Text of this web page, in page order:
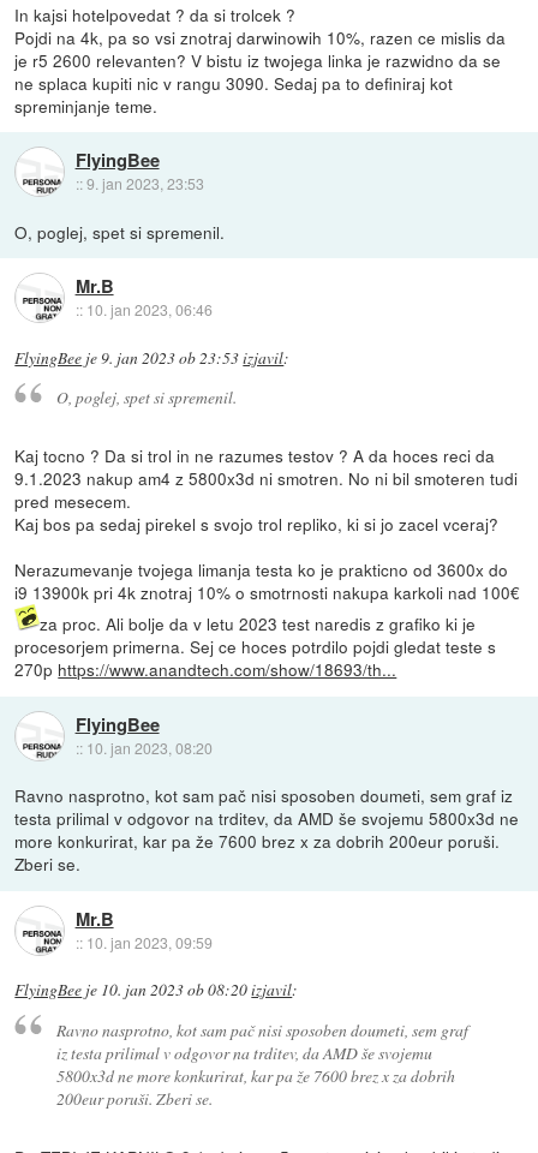
In kajsi hotelpovedat ? da si trolcek ?
Pojdi na 4k, pa so vsi znotraj darwinowih 10%, razen ce mislis da
je r5 2600 relevanten? V bistu iz twojega linka je razwidno da se
ne splaca kupiti nic v rangu 3090. Sedaj pa to definiraj kot
spreminjanje teme.
FlyingBee
::9. jan 2023, 23:53
O, poglej, spet si spremenil.
Mr.B
:: 10. jan 2023, 06:46
FlyingBee je9. jan 2023 ob 23:53izjavil:
O, poglej, spet si spremenil.
Kaj tocno ? Da si trol in ne razumes testov ? A da hoces reci da
9.1.2023 nakup am4 z 5800x3d ni smotren. No ni bil smoteren tudi
pred mesecem.
Kaj bos pa sedaj pirekel s svojo trol repliko, ki si jo zacel vceraj?
Nerazumevanje tvojega limanja testa ko je prakticno od 3600x do
i9 13900k pri 4k znotraj 10% o smotrnosti nakupa karkoli nad 100€
za proc. Ali bolje da v letu 2023 test naredis z grafiko ki je
procesorjem primerna. Sej ce hoces potrdilo pojdi gledat teste s
270p https://www.anandtech.com/show/18693/th...
FlyingBee
:: 10. jan 2023, 08:20
Ravno nasprotno, kot sam pač nisi sposoben doumeti, sem graf iz
testa prilimal v odgovor na trditev, da AMD še svojemu 5800x3d ne
more konkurirat, kar pa že 7600 brez x za dobrih 200eur poruši.
Zberi se.
Mr.B
:: 10. jan 2023, 09:59
FlyingBee je 10. jan 2023 ob 08:20izjavil:
Ravno nasprotno, kot sam pač nisi sposoben doumeti, sem graf
iz testa prilimal v odgovor na trditev, da AMD še svojemu
5800x3d ne more konkurirat, kar pa že 7600 brez x za dobrih
200eur poruši. Zberi se.